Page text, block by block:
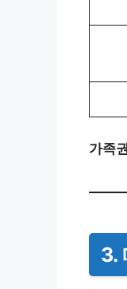
가족
3.